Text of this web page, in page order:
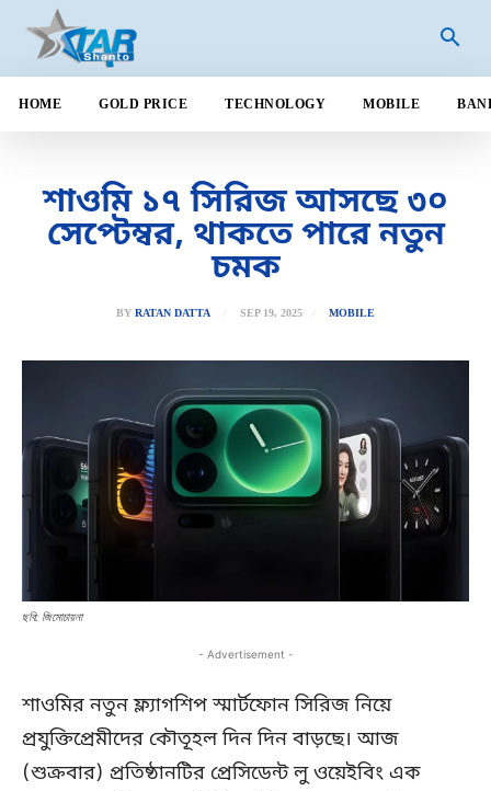
HOME GOLD PRICE TECHNOLOGY MOBILE
শাওমি ১৭ সিরিজ আসছে ৩০
সেপ্টেম্বর, থাকতে পারে নতুন
চমক
BY RATAN DATTA SEP 19, 2025 MOBILE
ছবি: জিমোচায়না
- Advertisement -
শাওমির নতুন ফ্ল্যাগশিপ স্মার্টফোন সিরিজ নিয়ে
প্রযুক্তিপ্রেমীদের কৌতূহল দিন দিন বাড়ছে। আজ
(শুক্রবার) প্রতিষ্ঠানটির প্রেসিডেন্ট লু ওয়েইবিং এক